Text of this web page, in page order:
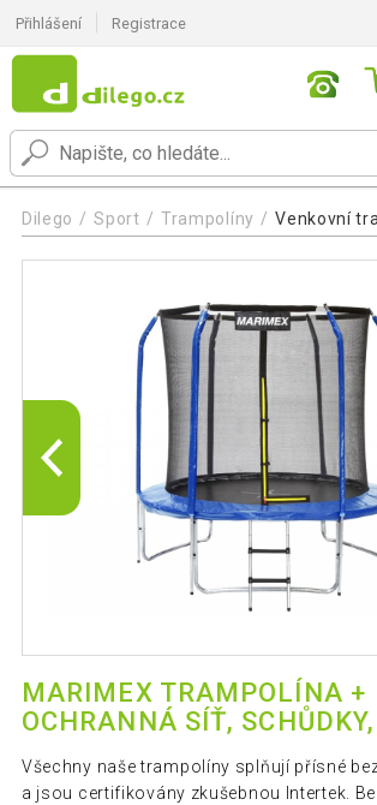
Přihlášení Registrace
Dilego Sport Trampolíny Venkovní
MARIMEX TRAMPOLÍNA +
OCHRANNÁ SÍŤ,
Všechny naše trampolíny splňují přísné
a jsou certifikovány zkušebnou Intertek.